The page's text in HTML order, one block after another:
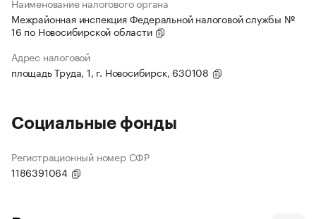
Наименование налогового органа
Межрайонная инспекция Федеральной налоговой службы №
16 по Новосибирской области
Адрес налоговой
площадь Труда, 1, г. Новосибирск, 630108
Социальные фонды
Регистрационный номер СФР
1186391064